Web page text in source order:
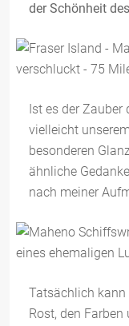
der Schönheit
Ist es der Zauber
vielleicht
besonderen
ähnliche
nach meiner
Tatsächlich kann
Rost, den